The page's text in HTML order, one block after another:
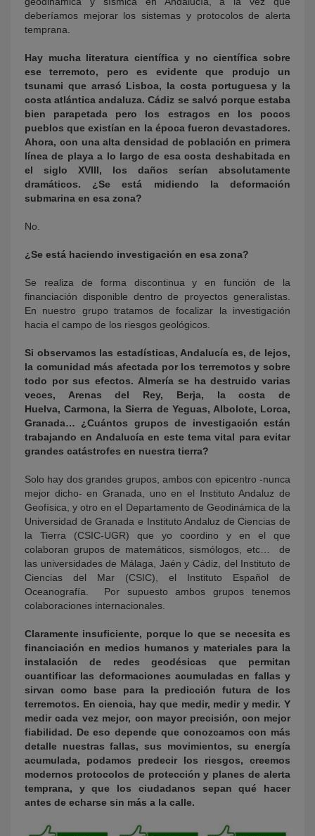
deberíamos mejorar los sistemas y protocolos de alerta
temprana.
Hay mucha literatura científica y no científica sobre
ese terremoto, pero es evidente que produjo un
tsunami que arrasó Lisboa, la costa portuguesa y la
costa atlántica andaluza. Cádiz se salvó porque estaba
bien parapetada pero los estragos en los pocos
pueblos que existían en la época fueron devastadores.
Ahora, con una alta densidad de población en primera
línea de playa a lo largo de esa costa deshabitada en
el siglo XVIII, los daños serían absolutamente
dramáticos. ¿Se está midiendo la deformación
submarina en esa zona?
No.
¿Se está haciendo investigación en esa zona?
Se realiza de forma discontinua y en función de la
financiación disponible dentro de proyectos generalistas.
En nuestro grupo tratamos de focalizar la investigación
hacia el campo de los riesgos geológicos.
Si observamos las estadísticas, Andalucía es, de lejos,
la comunidad más afectada por los terremotos y sobre
todo por sus efectos. Almería se ha destruido varias
veces, Arenas del Rey, Berja, la costa de
Huelva, Carmona, la Sierra de Yeguas, Albolote, Lorca,
Granada… ¿Cuántos grupos de investigación están
trabajando en Andalucía en este tema vital para evitar
grandes catástrofes en nuestra tierra?
Solo hay dos grandes grupos, ambos con epicentro -nunca
mejor dicho- en Granada, uno en el Instituto Andaluz de
Geofísica, y otro en el Departamento de Geodinámica de la
Universidad de Granada e Instituto Andaluz de Ciencias de
la Tierra (CSIC-UGR) que yo coordino y en el que
colaboran grupos de matemáticos, sismólogos, etc… de
las universidades de Málaga, Jaén y Cádiz, del Instituto de
Ciencias del Mar (CSIC), el Instituto Español de
Oceanografía. Por supuesto ambos grupos tenemos
colaboraciones internacionales.
Claramente insuficiente, porque lo que se necesita es
financiación en medios humanos y materiales para la
instalación de redes geodésicas que permitan
cuantificar las deformaciones acumuladas en fallas y
sirvan como base para la predicción futura de los
terremotos. En ciencia, hay que medir, medir y medir. Y
medir cada vez mejor, con mayor precisión, con mejor
fiabilidad. De eso depende que conozcamos con más
detalle nuestras fallas, sus movimientos, su energía
acumulada, podamos predecir los riesgos, creemos
modernos protocolos de protección y planes de alerta
temprana, y que los ciudadanos sepan qué hacer
antes de echarse sin más a la calle.